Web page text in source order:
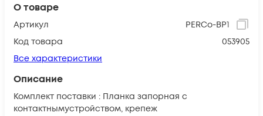
О товаре
Артикул
PERCo-BP1
Код товара
053905
Все характеристики
Описание
Комплект поставки : Планка запорная с
контактнымустройством, крепеж